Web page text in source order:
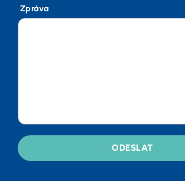
Zpráva
ODESLAT